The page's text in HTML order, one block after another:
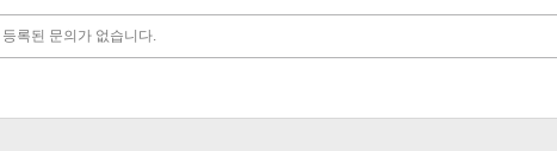
등록된 문의가 없습니다.